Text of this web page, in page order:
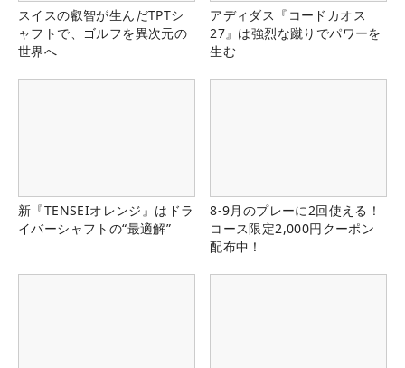
スイスの叡智が生んだTPTシ
ャフトで、ゴルフを異次元の
世界へ
アディダス『コードカオス
27』は強烈な蹴りでパワーを
生む
新『TENSEIオレンジ』はドラ
イバーシャフトの“最適解”
8-9月のプレーに2回使える！
コース限定2,000円クーポン
配布中！